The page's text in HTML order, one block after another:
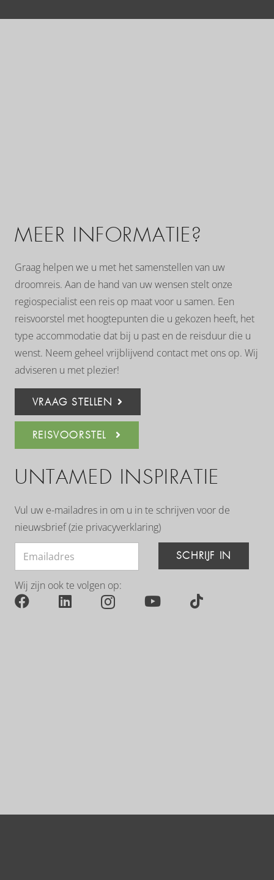
MEER INFORMATIE?
Graag helpen we u met het samenstellen van uw
droomreis. Aan de hand van uw wensen stelt onze
regiospecialist een reis op maat voor u samen. Een
reisvoorstel met hoogtepunten die u gekozen heeft, het
type accommodatie dat bij u past en de reisduur die u
wenst. Neem geheel vrijblijvend contact met ons op. Wij
adviseren u met plezier!
VRAAG STELLEN
REISVOORSTEL
UNTAMED INSPIRATIE
Vul uw e-mailadres in om u in te schrijven voor de
nieuwsbrief (zie privacyverklaring)
SCHRIJF IN
Wij zijn ook te volgen op: